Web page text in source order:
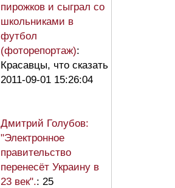
пирожков и сыграл со
школьниками в
футбол
(фоторепортаж):
Красавцы, что сказать
2011-09-01 15:26:04
Дмитрий Голубов:
"Электронное
правительство
перенесёт Украину в
23 век".: 25